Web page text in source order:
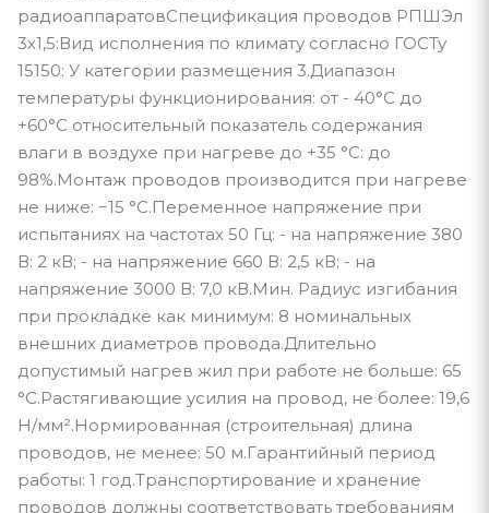
радиоаппаратовСпецификация проводов РПШЭл
3х1,5:Вид исполнения по климату согласно ГОСТу
15150: У категории размещения 3.Диапазон
температуры функционирования: от - 40°С до
+60°С относительный показатель содержания
влаги в воздухе при нагреве до +35 °С: до
98%.Монтаж проводов производится при нагреве
не ниже: −15 °С.Переменное напряжение при
испытаниях на частотах 50 Гц: - на напряжение 380
В: 2 кВ; - на напряжение 660 В: 2,5 кВ; - на
напряжение 3000 В: 7,0 кВ.Мин. Радиус изгибания
при прокладке как минимум: 8 номинальных
внешних диаметров провода.Длительно
допустимый нагрев жил при работе не больше: 65
°С.Растягивающие усилия на провод, не более: 19,6
Н/мм².Нормированная (строительная) длина
проводов, не менее: 50 м.Гарантийный период
работы: 1 год.Транспортирование и хранение
проводов должны соответствовать требованиям